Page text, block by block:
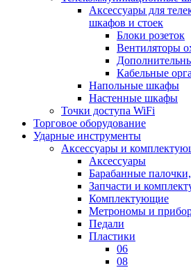
Аксессуары для
шкафов и стоек
Блоки розеток
Вентиляторы
Кабельные
Напольные шкафы
Настенные шкафы
Точки доступа WiFi
Торговое оборудование
Ударные инструменты
Аксессуары и
Аксессуары
Барабанные
Запчасти и
Комплектующие
Метрономы и
Педали
Пластики
06
08